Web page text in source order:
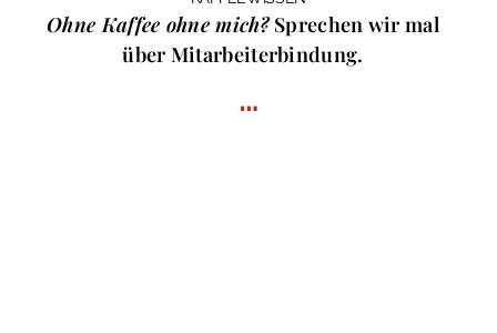
Ohne Kaffee ohne mich?Sprechen wir mal
über Mitarbeiterbindung.
…